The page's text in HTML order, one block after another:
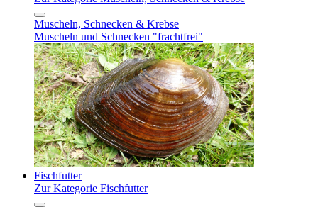
Muscheln, Schnecken & Krebse
Muscheln und Schnecken "frachtfrei"
Fischfutter
Zur Kategorie Fischfutter